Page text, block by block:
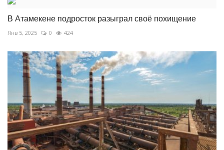
В Атамекене подросток разыграл своё похищение
Янв 5, 2025 0 424